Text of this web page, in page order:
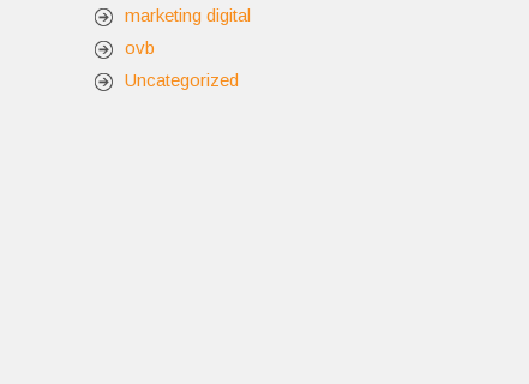
marketing digital
ovb
Uncategorized